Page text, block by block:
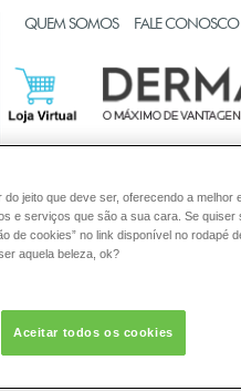
QUEM SOMOS FALE CONOSCO
SOLAR
tratamento
homens. Inclusive muitos
jeito que deve ser, oferecendo a melhor
e serviços que são a sua cara. Se quiser
de cookies” no link disponível no rodapé
aquela beleza, ok?
Aceitar todos os cookies